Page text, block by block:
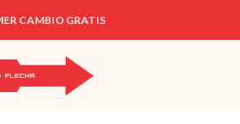
CAMBIO GRATIS